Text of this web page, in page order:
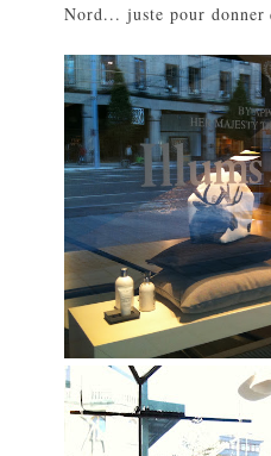
Nord... juste pour donner